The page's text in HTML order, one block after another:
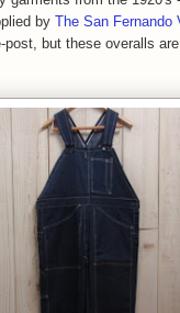
by The San Fernando
post, but these overalls